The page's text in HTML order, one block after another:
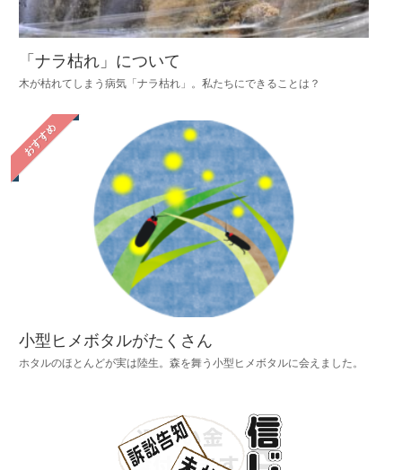
「ナラ枯れ」について
木が枯れてしまう病気「ナラ枯れ」。私たちにできることは？
おすすめ
小型ヒメボタルがたくさん
ホタルのほとんどが実は陸生。森を舞う小型ヒメボタルに会えました。